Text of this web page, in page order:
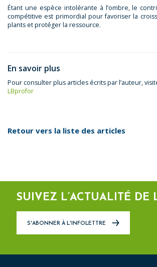
Étant une espèce intolérante à l’ombre, le
compétitive est primordial pour favoriser la
plants et protéger la ressource.
En savoir plus
Pour consulter plus articles écrits par l’auteur,
LBprofor
Retour vers la liste des articles
SUIVEZ L’ACTUALITÉ DE
S'ABONNER À L'INFOLETTRE